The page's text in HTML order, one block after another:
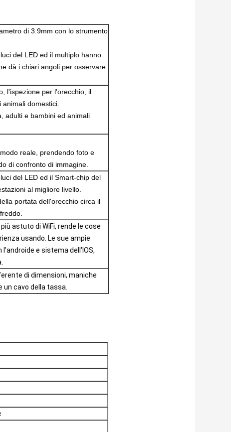
di 3.9mm con lo strumento
del LED ed il multiplo hanno
dà i chiari angoli per osservare
l'ispezione per l'orecchio, il
animali domestici.
adulti e bambini ed animali
reale, prendendo foto e
di confronto di immagine.
del LED ed il Smart-chip del
al migliore livello.
portata dell'orecchio circa il
astuto di WiFi, rende le cose
usando. Le sue ampie
e sistema dell'IOS,
di dimensioni, maniche
cavo della tassa.